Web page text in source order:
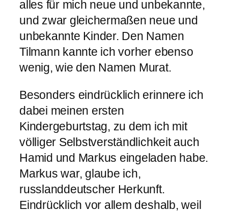
alles für mich neue und unbekannte,
und zwar gleichermaßen neue und
unbekannte Kinder. Den Namen
Tilmann kannte ich vorher ebenso
wenig, wie den Namen Murat.
Besonders eindrücklich erinnere ich
dabei meinen ersten
Kindergeburtstag, zu dem ich mit
völliger Selbstverständlichkeit auch
Hamid und Markus eingeladen habe.
Markus war, glaube ich,
russlanddeutscher Herkunft.
Eindrücklich vor allem deshalb, weil